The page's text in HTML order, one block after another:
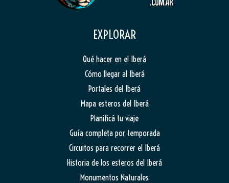
EXPLORAR
Qué hacer en el Iberá
Cómo llegar al Iberá
Portales del Iberá
Mapa esteros del Iberá
Planificá tu viaje
Guía completa por temporada
Circuitos para recorrer el Iberá
Historia de los esteros del Iberá
Monumentos Naturales